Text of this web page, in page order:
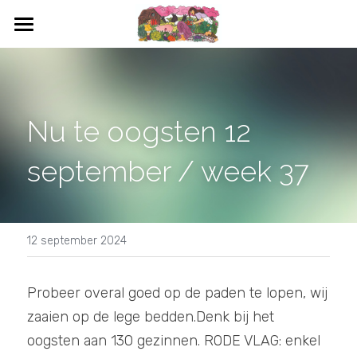
HOME
WAT KAN IK OOGSTEN
BLOEMEN
CONTACT
Nu te oogsten 12
september / week 37
12 september 2024
Probeer overal goed op de paden te lopen, wij
zaaien op de lege bedden.Denk bij het
oogsten aan 130 gezinnen. RODE VLAG: enkel